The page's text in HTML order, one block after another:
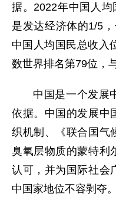
据。2022年中国人均
是发达经济体的1/5
中国人均国民总收入
数世界排名第79位，
中国是一个发展
依据。中国的发展中
织机制、《联合国气
臭氧层物质的蒙特利
认可，并为国际社会
中国家地位不容剥夺。